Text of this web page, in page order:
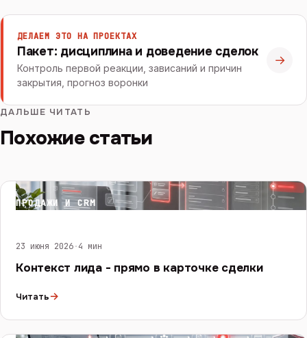
ДЕЛАЕМ ЭТО НА ПРОЕКТАХ
Пакет: дисциплина и доведение сделок
Контроль первой реакции, зависаний и причин
закрытия, прогноз воронки
→
ДАЛЬШЕ ЧИТАТЬ
Похожие статьи
ПРОДАЖИ И CRM
23 июня 2026·4 мин
Контекст лида - прямо в карточке сделки
Читать→